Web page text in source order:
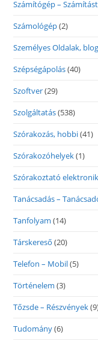
Számítógép –
Számológép(2)
Személyes Oldalak,
Szépségápolás(40)
Szoftver(29)
Szolgáltatás(538)
Szórakozás, hobbi(41)
Szórakozóhelyek(1)
Szórakoztató
Tanácsadás –
Tanfolyam (14)
Társkereső (20)
Telefon – Mobil(5)
Történelem (3)
Tőzsde – Részvények
Tudomány(6)